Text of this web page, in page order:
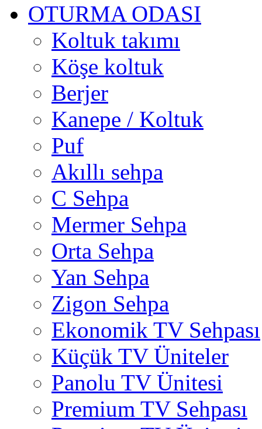
OTURMA ODASI
Koltuk takımı
Köşe koltuk
Berjer
Kanepe / Koltuk
Puf
Akıllı sehpa
C Sehpa
Mermer Sehpa
Orta Sehpa
Yan Sehpa
Zigon Sehpa
Ekonomik TV Sehpası
Küçük TV Üniteler
Panolu TV Ünitesi
Premium TV Sehpası